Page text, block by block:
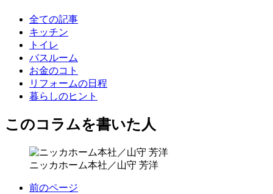
全ての記事
キッチン
トイレ
バスルーム
お金のコト
リフォームの日程
暮らしのヒント
このコラムを書いた人
ニッカホーム本社／山守 芳洋
前のページ